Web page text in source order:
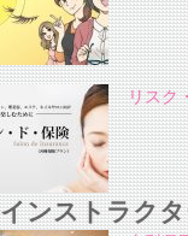
リスク
インストラク